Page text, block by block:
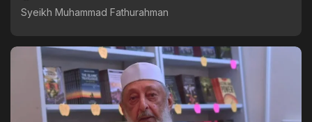
Syeikh Muhammad Fathurahman